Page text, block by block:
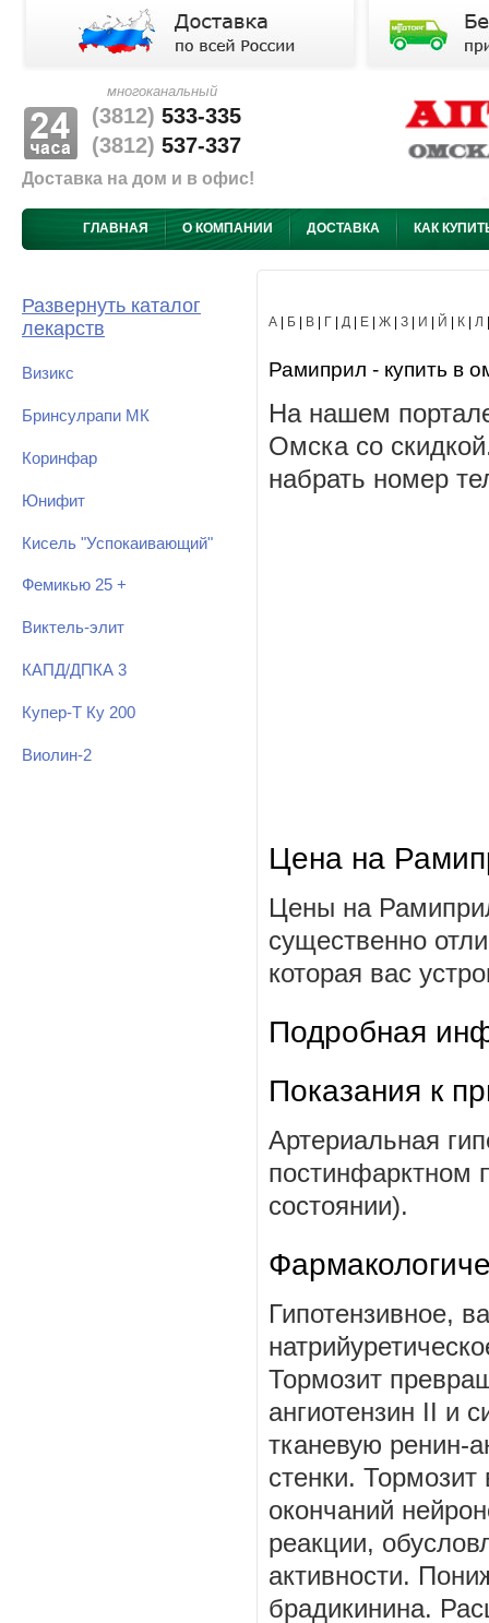
многоканальный
(3812) 533-335
(3812) 537-337
Доставка на дом и в офис!
ГЛАВНАЯ О КОМПАНИИ ДОСТАВКА КАК
Развернуть каталог
лекарств
Визикс
Бринсулрапи МК
Коринфар
Юнифит
Кисель "Успокаивающий"
Фемикью 25 +
Виктель-элит
КАПД/ДПКА 3
Купер-Т Ку 200
Виолин-2
А Б В Г Д Е Ж З И Й К Л
Рамиприл - купить в
На нашем
Омска со
набрать номер
Цена на
Цены на
существенно
которая вас
Подробная
Показания к
Артериальная
постинфарктном
состоянии).
Гипотензивное,
Тормозит
ангиотензин II и
тканевую ренин-
стенки.
окончаний
реакции,
активности.
брадикинина.